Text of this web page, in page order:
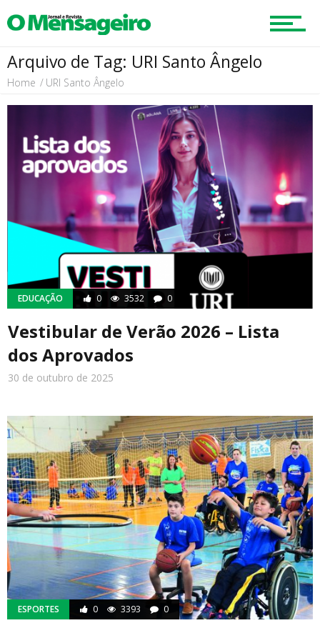
Arquivo de Tag: URI Santo Ângelo
Home URI Santo Ângelo
EDUCAÇÃO 0 3532 0
Vestibular de Verão 2026 – Lista
dos Aprovados
30 de outubro de 2025
ESPORTES 0 3393 0